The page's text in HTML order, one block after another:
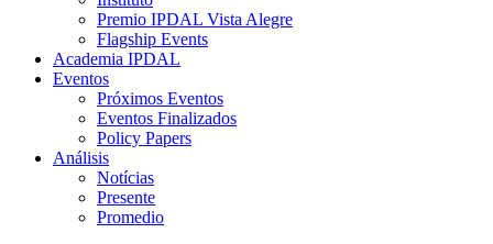
Premio IPDAL Vista Alegre
Flagship Events
Academia IPDAL
Eventos
Próximos Eventos
Eventos Finalizados
Policy Papers
Análisis
Notícias
Presente
Promedio